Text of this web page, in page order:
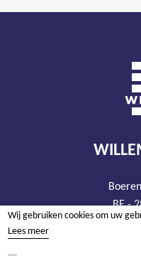
BE -
tel
Wij gebruiken cookies om uw
Lees meer